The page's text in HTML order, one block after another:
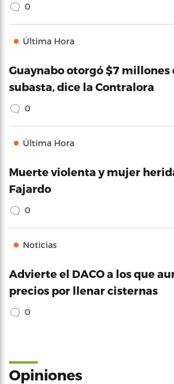
0
Última Hora
Guaynabo otorgó $7 millones
subasta, dice la Contralora
0
Última Hora
Muerte violenta y mujer
Fajardo
0
Noticias
Advierte el DACO a los que
precios por llenar cisternas
0
Opiniones